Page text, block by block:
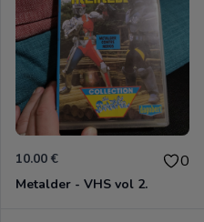
10.00 € 0
Metalder - VHS vol 2.